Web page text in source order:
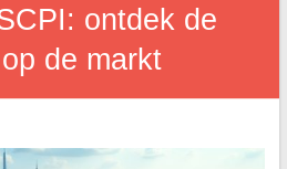
ontdek de
de markt